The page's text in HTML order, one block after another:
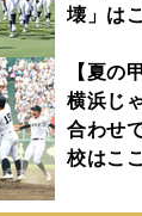
壊」は
【夏
横浜じ
合わせ
校はこ